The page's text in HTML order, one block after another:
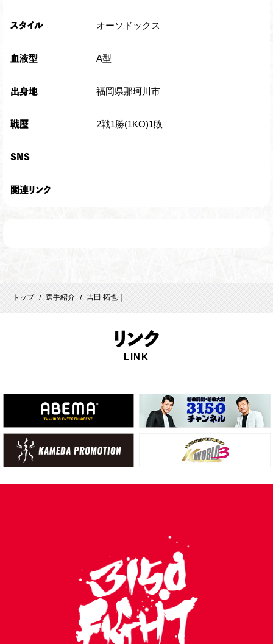
スタイル オーソドックス
血液型 A型
出身地 福岡県那珂川市
戦歴 2戦1勝(1KO)1敗
SNS
関連リンク
トップ / 選手紹介 / 吉田 拓也｜
リンク
LINK